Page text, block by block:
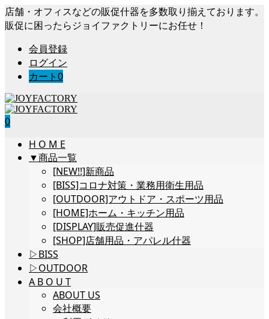
店舗・オフィスなどの販促什器を多数取り揃えております。
販促に困ったらジョイファクトリーにお任せ！
会員登録
ログイン
カート0
0
H O M E
▼商品一覧
[NEW!!]新商品
[BISS]コロナ対策・業務用衛生用品
[OUTDOOR]アウトドア・スポーツ用品
[HOME]ホーム・キッチン用品
[DISPLAY]販売促進什器
[SHOP]店舗用品・アパレル什器
▷BISS
▷OUTDOOR
A B O U T
ABOUT US
会社概要